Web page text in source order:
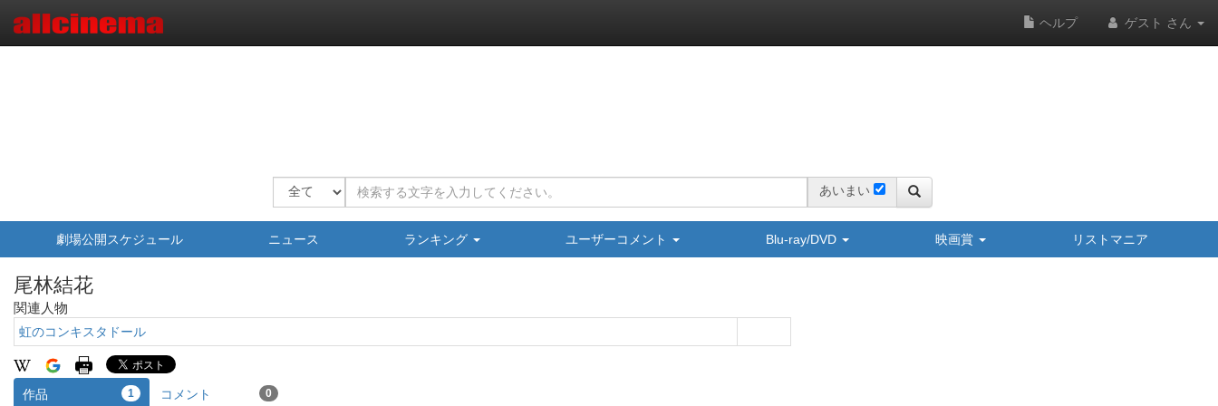
ヘルプ ゲスト さん
あいまい
劇場公開スケジュール ニュース ランキング ユーザーコメント Blu-ray/DVD 映画賞 リストマニア
尾林結花
関連人物
虹のコンキスタドール
作品 1 コメント 0